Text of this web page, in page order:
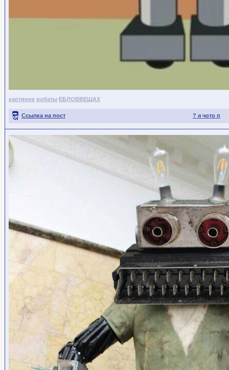
картинки робаты ЕБЛОВВЕЩАХ
? я чото п
Ссылка на пост